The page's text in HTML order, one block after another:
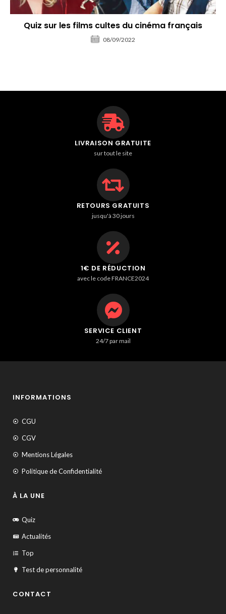
Quiz sur les films cultes du cinéma français
08/09/2022
LIVRAISON GRATUITE
sur tout le site
RETOURS GRATUITS
jusqu'à 30 jours
1€ DE RÉDUCTION
avec le code FRANCE2024
SERVICE CLIENT
24/7 par mail
INFORMATIONS
CGU
CGV
Mentions Légales
Politique de Confidentialité
À LA UNE
Quiz
Actualités
Top
Test de personnalité
CONTACT